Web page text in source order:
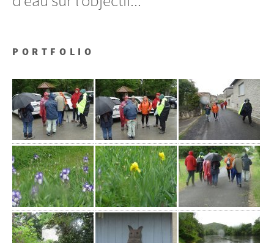
PORTFOLIO